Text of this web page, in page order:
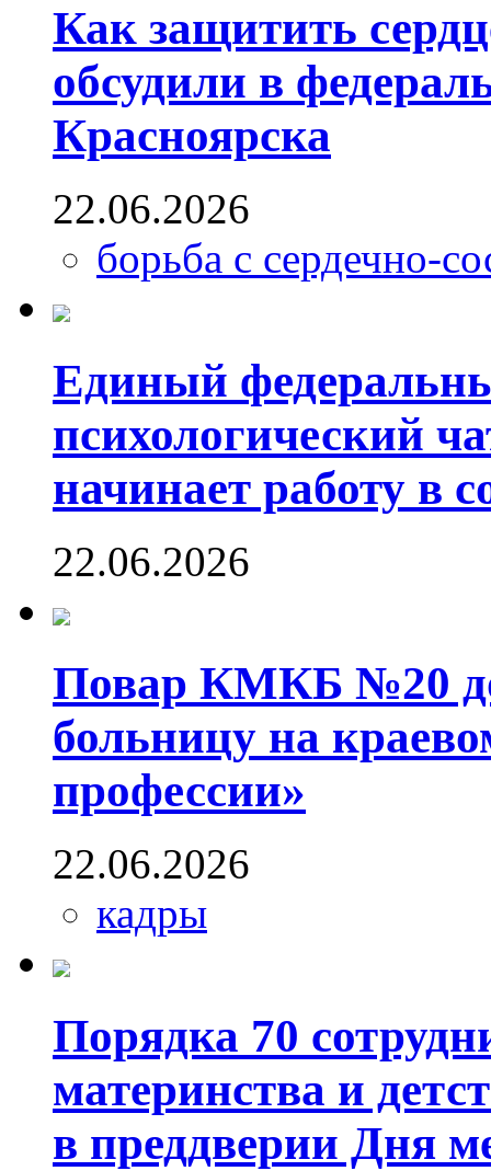
Как защитить
обсудили в
Красноярска
22.06.2026
борьба с сердечно-
Единый
психологический
начинает работу в
22.06.2026
Повар КМКБ №20
больницу на
профессии»
22.06.2026
кадры
Порядка 70
материнства и
в преддверии Дня